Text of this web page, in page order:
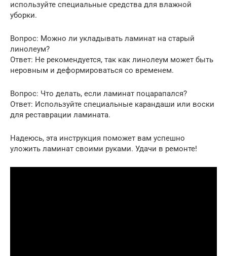
используйте специальные средства для влажной
уборки.
Вопрос: Можно ли укладывать ламинат на старый
линолеум?
Ответ: Не рекомендуется, так как линолеум может быть
неровным и деформироваться со временем.
Вопрос: Что делать, если ламинат поцарапался?
Ответ: Используйте специальные карандаши или воски
для реставрации ламината.
Надеюсь, эта инструкция поможет вам успешно
уложить ламинат своими руками. Удачи в ремонте!